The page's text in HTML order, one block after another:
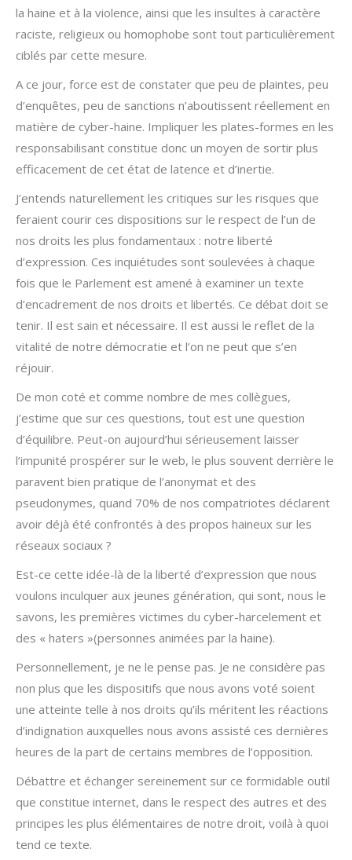
la haine et à la violence, ainsi que les insultes à caractère
raciste, religieux ou homophobe sont tout particulièrement
ciblés par cette mesure.
A ce jour, force est de constater que peu de plaintes, peu
d’enquêtes, peu de sanctions n’aboutissent réellement en
matière de cyber-haine. Impliquer les plates-formes en les
responsabilisant constitue donc un moyen de sortir plus
efficacement de cet état de latence et d’inertie.
J’entends naturellement les critiques sur les risques que
feraient courir ces dispositions sur le respect de l’un de
nos droits les plus fondamentaux : notre liberté
d’expression. Ces inquiétudes sont soulevées à chaque
fois que le Parlement est amené à examiner un texte
d’encadrement de nos droits et libertés. Ce débat doit se
tenir. Il est sain et nécessaire. Il est aussi le reflet de la
vitalité de notre démocratie et l’on ne peut que s’en
réjouir.
De mon coté et comme nombre de mes collègues,
j’estime que sur ces questions, tout est une question
d’équilibre. Peut-on aujourd’hui sérieusement laisser
l’impunité prospérer sur le web, le plus souvent derrière le
paravent bien pratique de l’anonymat et des
pseudonymes, quand 70% de nos compatriotes déclarent
avoir déjà été confrontés à des propos haineux sur les
réseaux sociaux ?
Est-ce cette idée-là de la liberté d’expression que nous
voulons inculquer aux jeunes génération, qui sont, nous le
savons, les premières victimes du cyber-harcelement et
des « haters »(personnes animées par la haine).
Personnellement, je ne le pense pas. Je ne considère pas
non plus que les dispositifs que nous avons voté soient
une atteinte telle à nos droits qu’ils méritent les réactions
d’indignation auxquelles nous avons assisté ces dernières
heures de la part de certains membres de l’opposition.
Débattre et échanger sereinement sur ce formidable outil
que constitue internet, dans le respect des autres et des
principes les plus élémentaires de notre droit, voilà à quoi
tend ce texte.